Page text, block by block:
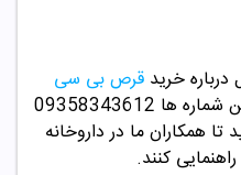
خرید قرص بی سی
و مشاوره می توانید با این شماره ها 09358343612
تا همکاران ما در داروخانه
کنند.